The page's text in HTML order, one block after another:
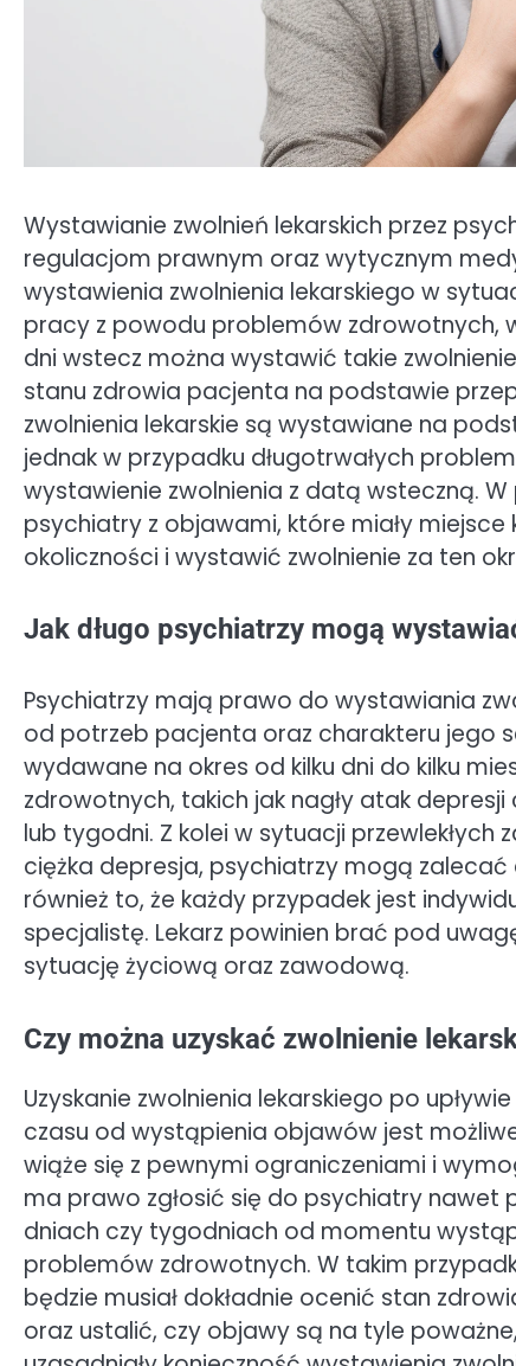
Wystawianie zwolnień lekarskich przez
regulacjom prawnym oraz wytycznym
wystawienia zwolnienia lekarskiego w
pracy z powodu problemów zdrowotnych,
dni wstecz można wystawić takie
stanu zdrowia pacjenta na podstawie
zwolnienia lekarskie są wystawiane na
jednak w przypadku długotrwałych
wystawienie zwolnienia z datą wsteczną.
psychiatry z objawami, które miały miejsce
okoliczności i wystawić zwolnienie za ten
Jak długo psychiatrzy mogą
Psychiatrzy mają prawo do wystawiania
od potrzeb pacjenta oraz charakteru jego
wydawane na okres od kilku dni do kilku
zdrowotnych, takich jak nagły atak
lub tygodni. Z kolei w sytuacji przewlekłych
ciężka depresja, psychiatrzy mogą zalecać
również to, że każdy przypadek jest
specjalistę. Lekarz powinien brać pod
sytuację życiową oraz zawodową.
Czy można uzyskać zwolnienie
Uzyskanie zwolnienia lekarskiego po
czasu od wystąpienia objawów jest
wiąże się z pewnymi ograniczeniami i
ma prawo zgłosić się do psychiatry nawet
dniach czy tygodniach od momentu
problemów zdrowotnych. W takim
będzie musiał dokładnie ocenić stan
oraz ustalić, czy objawy są na tyle